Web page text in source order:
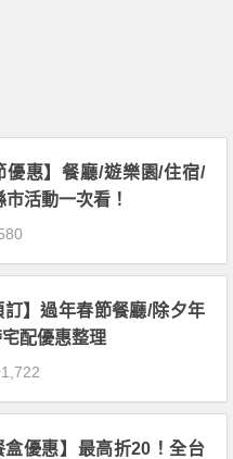
優惠】餐廳/遊樂園/住宿/
活動一次看！
訂】過年春節餐廳/除夕年
配優惠整理
盒優惠】最高折20！全台